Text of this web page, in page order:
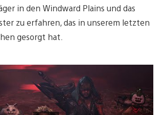
in den Windward Plains und das
zu erfahren, das in unserem letzten
gesorgt hat.